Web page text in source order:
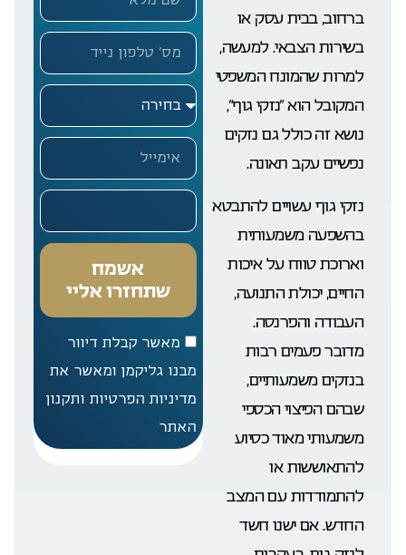
מאשר קבלת דיוור
מבנו גליקמן ומאשר את
מדיניות הפרטיות ותקנון
האתר
אשמח
שתחזרו אליי
ברחוב, בבית עסק או
בשירות הצבאי. למעשה,
למרות שהמונח המשפטי
המקובל הוא “נזקי גוף”,
נושא זה כולל גם נזקים
נפשיים עקב תאונה.
נזקי גוף עשויים להתבטא
בהשפעה משמעותית
וארוכת טווח על איכות
החיים, יכולת התנועה,
העבודה והפרנסה.
מדובר פעמים רבות
בנזקים משמעותיים,
שבהם הפיצוי הכספי
משמעותי מאוד כסיוע
להתאוששות או
להתמודדות עם המצב
החדש. אם ישנו חשד